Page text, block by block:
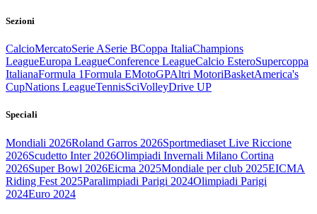
Sezioni
CalcioMercatoSerie ASerie BCoppa ItaliaChampions
LeagueEuropa LeagueConference LeagueCalcio EsteroSupercoppa
ItalianaFormula 1Formula EMotoGPAltri MotoriBasketAmerica's
CupNations LeagueTennisSciVolleyDrive UP
Speciali
Mondiali 2026Roland Garros 2026Sportmediaset Live Riccione
2026Scudetto Inter 2026Olimpiadi Invernali Milano Cortina
2026Super Bowl 2026Eicma 2025Mondiale per club 2025EICMA
Riding Fest 2025Paralimpiadi Parigi 2024Olimpiadi Parigi
2024Euro 2024